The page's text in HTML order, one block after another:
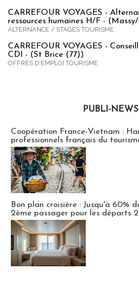
CARREFOUR VOYAGES -
ressources humaines H/F -
ALTERNANCE / STAGES TOURISME
CARREFOUR VOYAGES -
CDI - (St Brice (77))
OFFRES D'EMPLOI TOURISME
PUBLI-NEWS
Coopération France-Vietnam :
professionnels français du
Bon plan croisière : Jusqu'à 60%
2ème passager pour les départs